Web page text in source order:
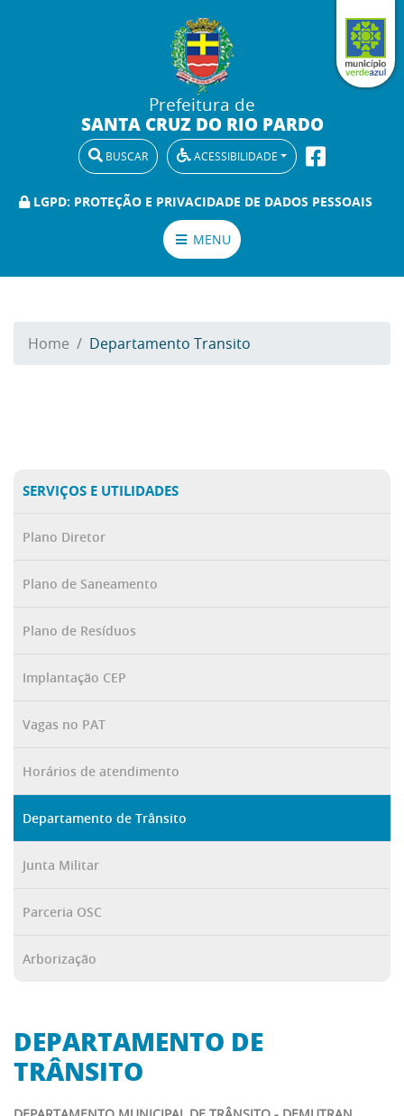
Prefeitura de
SANTA CRUZ DO RIO PARDO
BUSCAR ACESSIBILIDADE
LGPD: PROTEÇÃO E PRIVACIDADE DE DADOS PESSOAIS
MENU
Home Departamento Transito
SERVIÇOS E UTILIDADES
Plano Diretor
Plano de Saneamento
Plano de Resíduos
Implantação CEP
Vagas no PAT
Horários de atendimento
Departamento de Trânsito
Junta Militar
Parceria OSC
Arborização
DEPARTAMENTO DE
TRÂNSITO